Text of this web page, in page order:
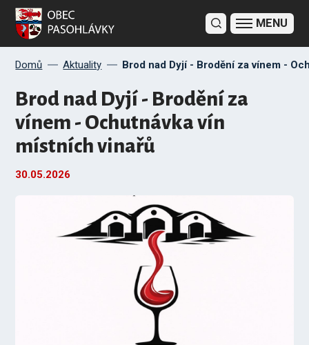
Domů Aktuality Brod nad Dyjí - Brodění za vínem -
Brod nad Dyjí - Brodění za
vínem - Ochutnávka vín
místních vinařů
30.05.2026